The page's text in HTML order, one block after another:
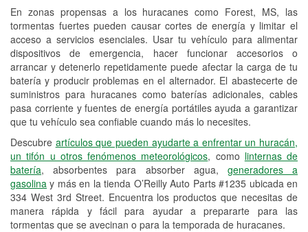
En zonas propensas a los huracanes como Forest, MS, las
tormentas fuertes pueden causar cortes de energía y limitar el
acceso a servicios esenciales. Usar tu vehículo para alimentar
dispositivos de emergencia, hacer funcionar accesorios o
arrancar y detenerlo repetidamente puede afectar la carga de tu
batería y producir problemas en el alternador. El abastecerte de
suministros para huracanes como baterías adicionales, cables
pasa corriente y fuentes de energía portátiles ayuda a garantizar
que tu vehículo sea confiable cuando más lo necesites.
Descubre artículos que pueden ayudarte a enfrentar un huracán,
un tifón u otros fenómenos meteorológicos, como linternas de
batería, absorbentes para absorber agua, generadores a
gasolina y más en la tienda O’Reilly Auto Parts #1235 ubicada en
334 West 3rd Street. Encuentra los productos que necesitas de
manera rápida y fácil para ayudar a prepararte para las
tormentas que se avecinan o para la temporada de huracanes.
freno
Mangueras hidráulicas a la medida
Hurricane Supplies
Conoce más